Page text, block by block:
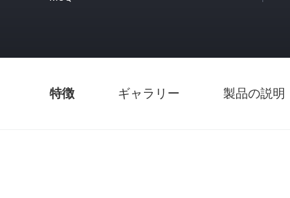
特徴 ギャラリー 製品の説明